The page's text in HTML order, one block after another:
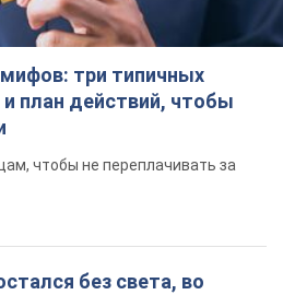
три типичных
план действий, чтобы
чтобы не переплачивать за
без света, во